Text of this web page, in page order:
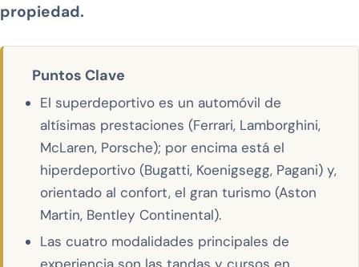
propiedad.
Puntos Clave
El superdeportivo es un automóvil de
altísimas prestaciones (Ferrari, Lamborghini,
McLaren, Porsche); por encima está el
hiperdeportivo (Bugatti, Koenigsegg, Pagani) y,
orientado al confort, el gran turismo (Aston
Martin, Bentley Continental).
Las cuatro modalidades principales de